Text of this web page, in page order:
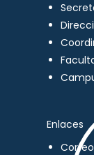
Enlaces